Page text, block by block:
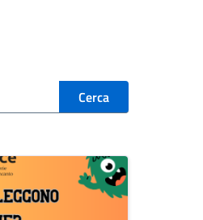
Cerca